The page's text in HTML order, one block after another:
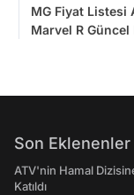
MG Fiyat Listesi
Marvel R Güncel
Son Eklenenler
ATV'nin Hamal
Katıldı